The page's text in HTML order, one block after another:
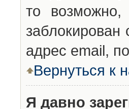
то
адрес email,
Вернуться к
Я давно